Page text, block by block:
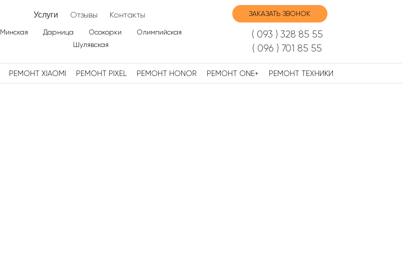
Услуги Отзывы Контакты
Минская Дарница Осокорки
Олимпийская
Шулявская
ЗАКАЗАТЬ ЗВОНОК
( 093 ) 328 85 55
( 096 ) 701 85 55
РЕМОНТ XIAOMI РЕМОНТ PIXEL РЕМОНТ HONOR РЕМОНТ ONE+ РЕМОНТ ТЕХНИКИ